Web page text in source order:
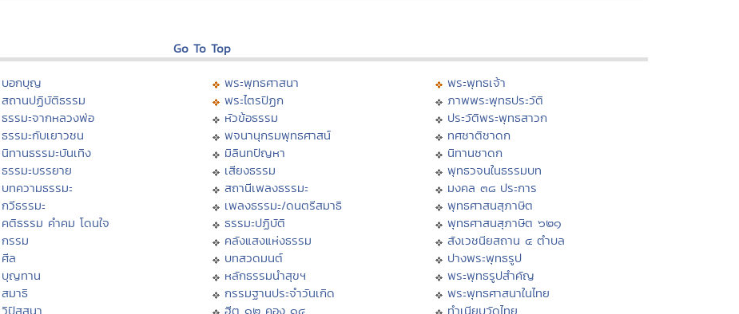
Go To Top
บอกบุญ
สถานปฏิบัติธรรม
ธรรมะจากหลวงพ่อ
ธรรมะกับเยาวชน
นิทานธรรมะบันเทิง
ธรรมะบรรยาย
บทความธรรมะ
กวีธรรมะ
คติธรรม คำคม โดนใจ
กรรม
ศีล
บุญทาน
สมาธิ
พระพุทธศาสนา
พระไตรปิฏก
หัวข้อธรรม
พจนานุกรมพุทธศาสน์
มิลินทปัญหา
เสียงธรรม
สถานีเพลงธรรมะ
เพลงธรรมะ/ดนตรีสมาธิ
ธรรมะปฏิบัติ
คลังแสงแห่งธรรม
บทสวดมนต์
หลักธรรมนำสุขฯ
กรรมฐานประจำวันเกิด
พระพุทธเจ้า
ภาพพระพุทธประวัติ
ประวัติพระพุทธสาวก
ทศชาติชาดก
นิทานชาดก
พุทธวจนในธรรมบท
มงคล ๓๘ ประการ
พุทธศาสนสุภาษิต
พุทธศาสนสุภาษิต ๖๒๑
สังเวชนียสถาน ๔ ตำบล
ปางพระพุทธรูป
พระพุทธรูปสำคัญ
พระพุทธศาสนาในไทย